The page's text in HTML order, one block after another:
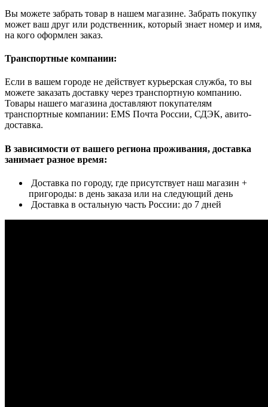
Вы можете забрать товар в нашем магазине. Забрать покупку
может ваш друг или родственник, который знает номер и имя,
на кого оформлен заказ.
Транспортные компании:
Если в вашем городе не действует курьерская служба, то вы
можете заказать доставку через транспортную компанию.
Товары нашего магазина доставляют покупателям
транспортные компании: EMS Почта России, СДЭК, авито-
доставка.
В зависимости от вашего региона проживания, доставка
занимает разное время:
Доставка по городу, где присутствует наш магазин +
пригороды: в день заказа или на следующий день
Доставка в остальную часть России: до 7 дней